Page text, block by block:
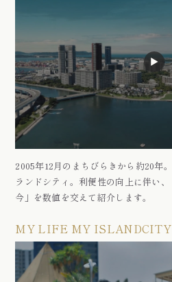
2005年12月のまちびらきから約20年。
ランドシティ。 利便性の向上に伴い、
今」を数値を交えて紹介します。
MY LIFE MY ISLANDCITY